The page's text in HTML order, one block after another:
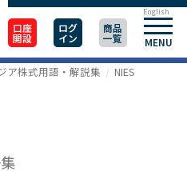
口座
開設
ログ
イン
商品
一覧 MENU
English
ア株式用語・解説集 NIES